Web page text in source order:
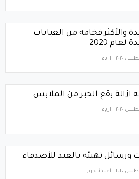
والأكثر فخامة من العبايات
لعام 2020
ازياء
ازالة بقع الحبر من الملابس
ازياء
ورسائل تهنئه بالعيد للأصدقاء
اعيادنا حور